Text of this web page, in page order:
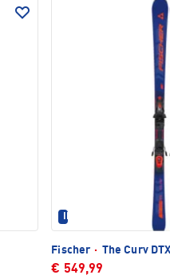
IM SET ERHÄLTLICH
Fischer · The Curv
€ 549,99